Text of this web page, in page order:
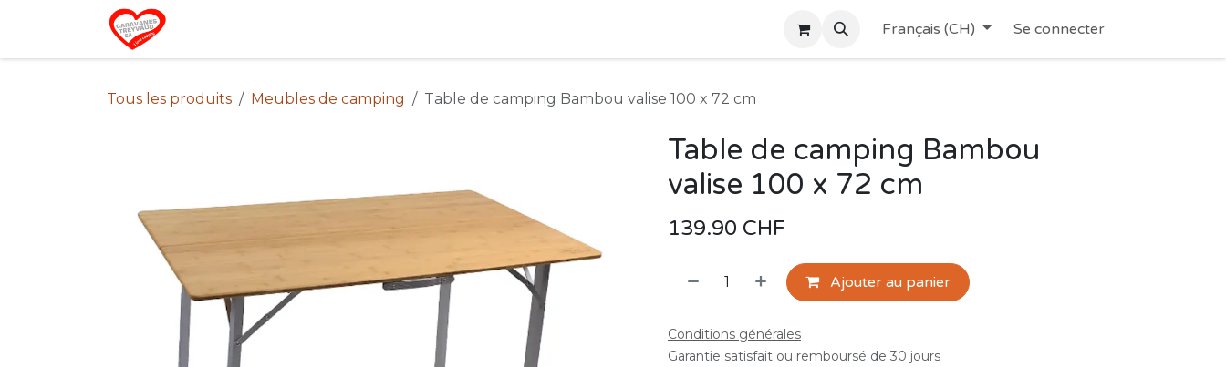
Se rendre au contenu
Français (CH) Se connecter
Tous les produits Meubles de camping Table de camping Bambou valise 100 x 72 cm
Table de camping Bambou
valise 100 x 72 cm
139.90 CHF
Ajouter au panier
Conditions générales
Garantie satisfait ou remboursé de 30 jours